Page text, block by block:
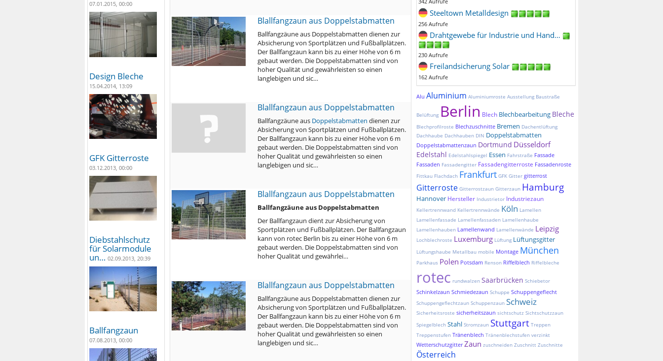
07.01.2015, 00:00
Design Bleche
15.04.2014, 13:09
GFK Gitterroste
03.12.2013, 00:00
Diebstahlschutz
für Solarmodule
un… 02.09.2013, 20:39
Ballfangzaun
07.08.2013, 00:00
Blallfangzaun aus Doppelstabmatten
Ballfangzäune aus Doppelstabmatten dienen zur
Absicherung von Sportplätzen und Fußballplätzen.
Der Ballfangzaun kann bis zu einer Höhe von 6 m
gebaut werden. Die Doppelstabmatten sind von
hoher Qualität und gewährleisten so einen
langlebigen und sic…
Blallfangzaun aus Doppelstabmatten
Ballfangzäune aus Doppelstabmatten dienen zur
Absicherung von Sportplätzen und Fußballplätzen.
Der Ballfangzaun kann bis zu einer Höhe von 6 m
gebaut werden. Die Doppelstabmatten sind von
hoher Qualität und gewährleisten so einen
langlebigen und sic…
Blallfangzaun aus Doppelstabmatten
Ballfangzäune aus Doppelstabmatten
Der Ballfangzaun dient zur Absicherung von
Sportplätzen und Fußballplätzen. Der Ballfangzaun
kann von rotec Berlin bis zu einer Höhe von 6 m
gebaut werden. Die Doppelstabmatten sind von
hoher Qualität und gewährlei…
Blallfangzaun aus Doppelstabmatten
Ballfangzäune aus Doppelstabmatten dienen zur
Absicherung von Sportplätzen und Fußballplätzen.
Der Ballfangzaun kann bis zu einer Höhe von 6 m
gebaut werden. Die Doppelstabmatten sind von
hoher Qualität und gewährleisten so einen
langlebigen und sic…
Steeltown Metalldesign
256 Aufrufe
Drahtgewebe für Industrie und Hand…
230 Aufrufe
Freilandsicherung Solar
162 Aufrufe
Alu Aluminium Aluminiumroste Ausstellung Baustraße
Belüftung Berlin Blech Blechbearbeitung Bleche
Blechprofilroste Blechzuschnitte Bremen Dachentlüftung
Dachhaube Dachhauben DIN Doppelstabmatten
Doppelstabmattenzaun Dortmund Düsseldorf
Edelstahl Edelstahlspiegel Essen Fahrstraße Fassade
Fassaden Fassadengitter Fassadengitterroste Fassadenroste
Fittkau Flachdach Frankfurt GFK Gitter gitterrost
Gitterroste Gitterrostzaun Gitterzaun Hamburg
Hannover Hersteller Industrietor Industriezaun
Kellertrennwand Kellertrennwände Köln Lamellen
Lamellenfassade Lamellenfassaden Lamellenhaube
Lamellenhauben Lamellenwand Lamellenwände Leipzig
Lochblechroste Luxemburg Lüftung Lüftungsgitter
Lüftungshaube Metallbau mobile Montage München
Parkhaus Polen Potsdam Renson Riffelblech Riffelbleche
rotec rundwalzen Saarbrücken Schiebetor
Schinkelzaun Schmiedezaun Schuppe Schuppengeflecht
Schuppengeflechtzaun Schuppenzaun Schweiz
Sicherheitsroste sicherheitszaun sichtschutz Sichtschutzzaun
Spiegelblech Stahl Stromzaun Stuttgart Treppen
Treppenstufen Tränenblech Tränenblechstufen verzinkt
Wetterschutzgitter Zaun zuschneiden Zuschnitt Zuschnitte
Österreich